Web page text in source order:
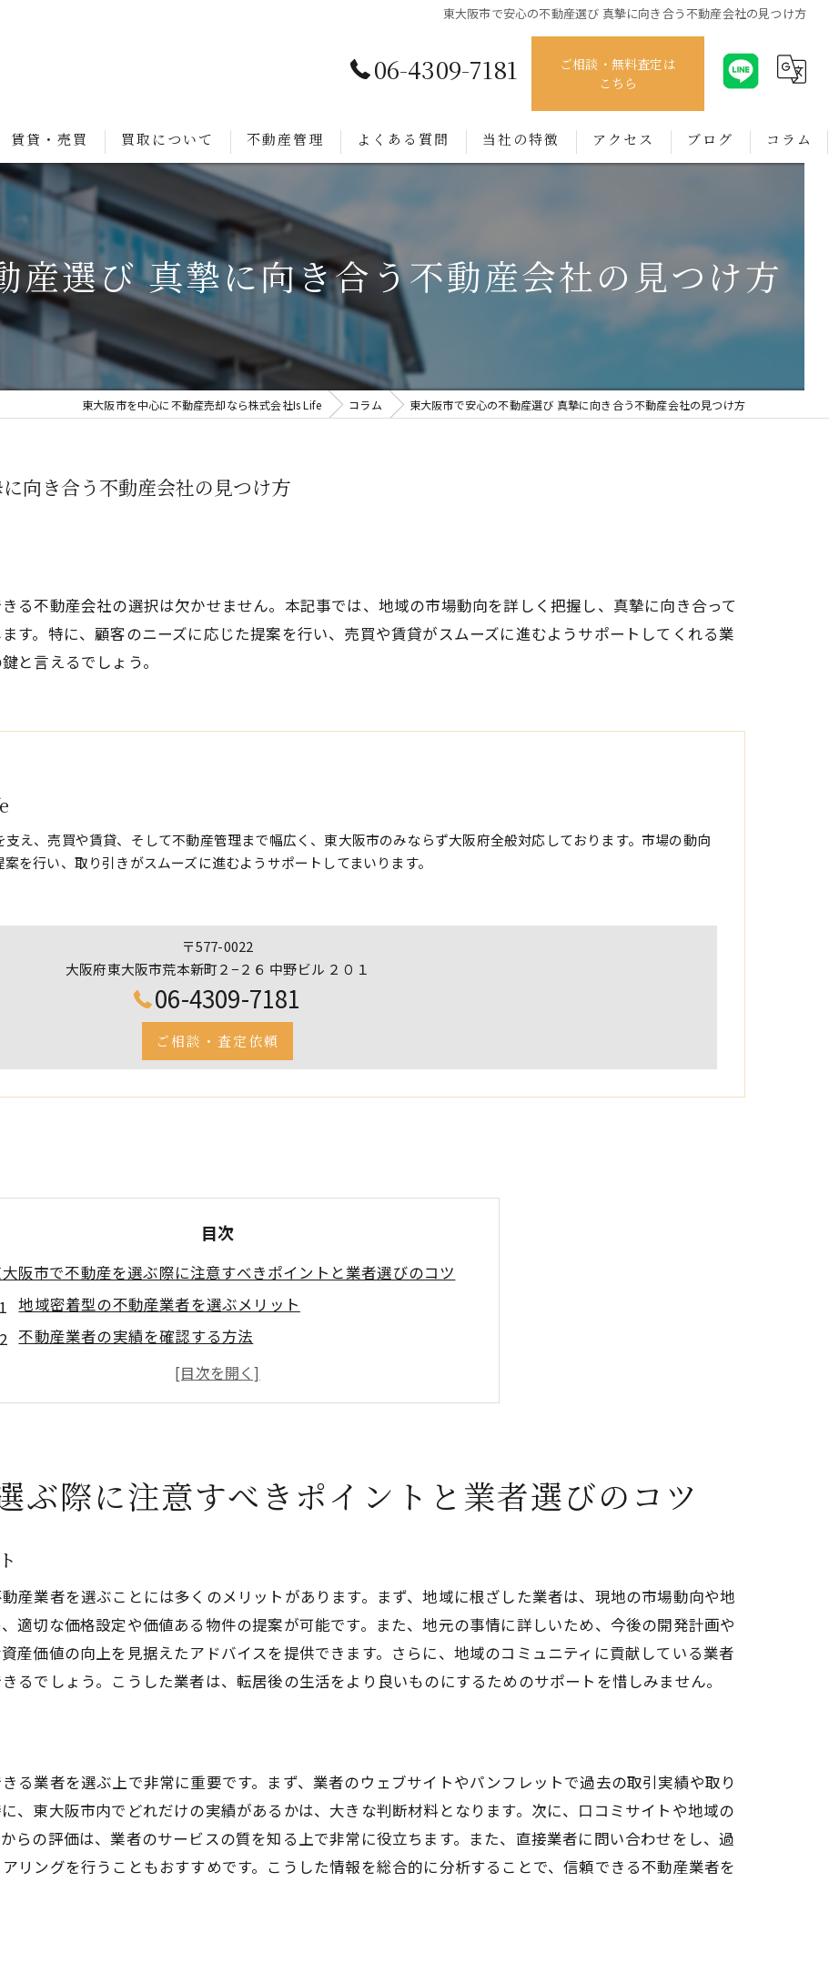
東大阪市で安心の不動産選び 真摯に向き合う不動産会社の見つけ方
06-4309-7181
ご相談・無料査定は
こちら
賃貸・売買 買取について 不動産管理 よくある質問 当社の特徴
管理
アクセス ブログ コラム
産選び 真摯に向き合う不動産会社の見つけ方
東大阪市を中心に不動産売却なら株式会社Is Life コラム 東大阪市で安心の不動産選び 真摯に向き合う不動産会社の見つけ方
向き合う不動産会社の見つけ方
る不動産会社の選択は欠かせません。本記事では、地域の市場動向を詳しく把握し、真摯に向き合って
す。特に、顧客のニーズに応じた提案を行い、売買や賃貸がスムーズに進むようサポートしてくれる業
と言えるでしょう。
支え、売買や賃貸、そして不動産管理まで幅広く、東大阪市のみならず大阪府全般対応しております。市場の動向
を行い、取り引きがスムーズに進むようサポートしてまいります。
〒577-0022
大阪府東大阪市荒本新町２−２６ 中野ビル ２０１
06-4309-7181
ご相談・査定依頼
目次
阪市で不動産を選ぶ際に注意すべきポイントと業者選びのコツ
地域密着型の不動産業者を選ぶメリット
不動産業者の実績を確認する方法
顧客対応の丁寧さと信頼性を見極める
透明性のある契約内容を確認する
できる不動産会社を見つけるための東大阪市市場の理解
地域の価格相場を知ることの重要性
適切なタイミングでの購入・売却
地域の将来性を考慮した選択
市場の変化に対応する業者の選び方
顧客のニーズに応じた提案力
不動産業者のネットワークの活用
交渉力のある業者の重要性
物件選びの際のアドバイス
ぶ際に注意すべきポイントと業者選びのコツ
産業者を選ぶことには多くのメリットがあります。まず、地域に根ざした業者は、現地の市場動向や地
適切な価格設定や価値ある物件の提案が可能です。また、地元の事情に詳しいため、今後の開発計画や
産価値の向上を見据えたアドバイスを提供できます。さらに、地域のコミュニティに貢献している業者
るでしょう。こうした業者は、転居後の生活をより良いものにするためのサポートを惜しみません。
る業者を選ぶ上で非常に重要です。まず、業者のウェブサイトやパンフレットで過去の取引実績や取り
、東大阪市内でどれだけの実績があるかは、大きな判断材料となります。次に、口コミサイトや地域の
らの評価は、業者のサービスの質を知る上で非常に役立ちます。また、直接業者に問い合わせをし、過
リングを行うこともおすすめです。こうした情報を総合的に分析することで、信頼できる不動産業者を